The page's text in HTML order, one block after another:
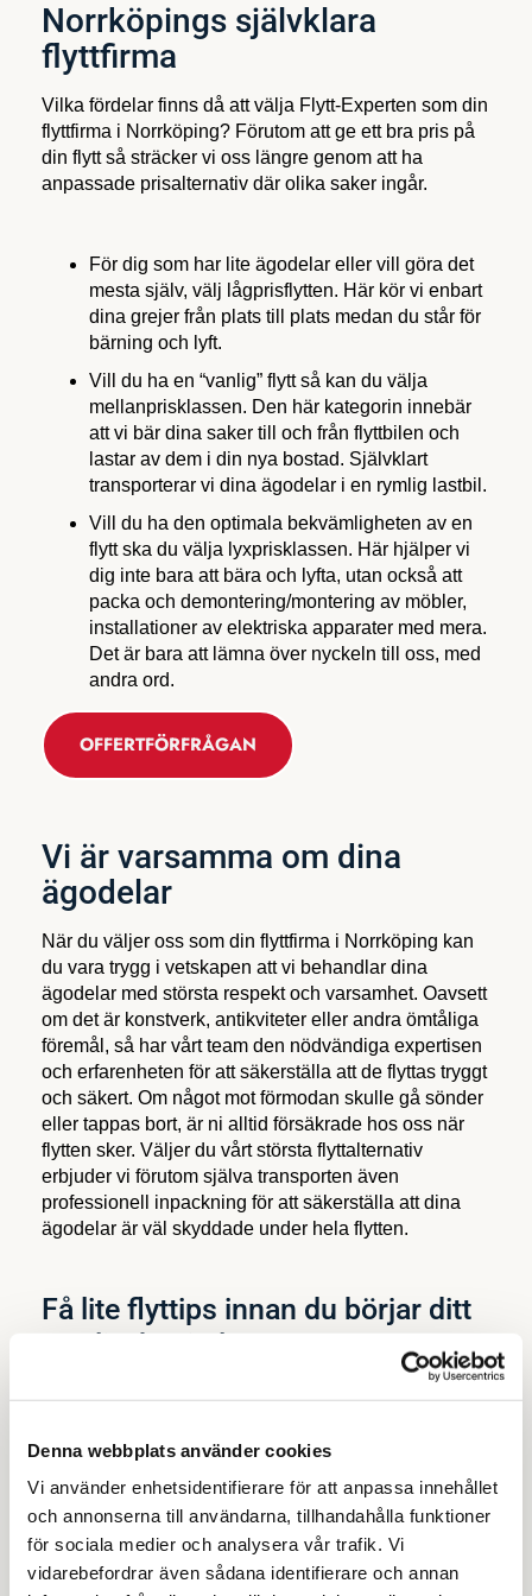
Denna webbplats använder cookies
Vi använder enhetsidentifierare för att anpassa innehållet
och annonserna till användarna, tillhandahålla funktioner
för sociala medier och analysera vår trafik. Vi
vidarebefordrar även sådana identifierare och annan
Norrköpings självklara
flyttfirma
Vilka fördelar finns då att välja Flytt-Experten som din
flyttfirma i Norrköping? Förutom att ge ett bra pris på
din flytt så sträcker vi oss längre genom att ha
anpassade prisalternativ där olika saker ingår.
För dig som har lite ägodelar eller vill göra det
mesta själv, välj lågprisflytten. Här kör vi enbart
dina grejer från plats till plats medan du står för
bärning och lyft.
Vill du ha en “vanlig” flytt så kan du välja
mellanprisklassen. Den här kategorin innebär
att vi bär dina saker till och från flyttbilen och
lastar av dem i din nya bostad. Självklart
transporterar vi dina ägodelar i en rymlig lastbil.
Vill du ha den optimala bekvämligheten av en
flytt ska du välja lyxprisklassen. Här hjälper vi
dig inte bara att bära och lyfta, utan också att
packa och demontering/montering av möbler,
installationer av elektriska apparater med mera.
Det är bara att lämna över nyckeln till oss, med
andra ord.
OFFERTFÖRFRÅGAN
Vi är varsamma om dina
ägodelar
När du väljer oss som din flyttfirma i Norrköping kan
du vara trygg i vetskapen att vi behandlar dina
ägodelar med största respekt och varsamhet. Oavsett
om det är konstverk, antikviteter eller andra ömtåliga
föremål, så har vårt team den nödvändiga expertisen
och erfarenheten för att säkerställa att de flyttas tryggt
och säkert. Om något mot förmodan skulle gå sönder
eller tappas bort, är ni alltid försäkrade hos oss när
flytten sker. Väljer du vårt största flyttalternativ
erbjuder vi förutom själva transporten även
professionell inpackning för att säkerställa att dina
ägodelar är väl skyddade under hela flytten.
Få lite flyttips innan du börjar ditt
nya livskapitel
Att flytta tar både tid och energi, men det kan
det rätt och gör en checklista med allt som behövs
innan du drar iväg med ditt flyttlass. Det gäller att
packa rätt, göra adressändringar och markera upp
dina kartonger så du slipper leta senare.
Läs mer i vår artikel om flyttips!